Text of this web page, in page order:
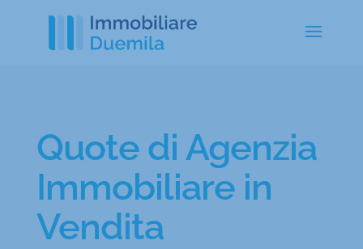
Quote di Agenzia
Immobiliare in
Vendita